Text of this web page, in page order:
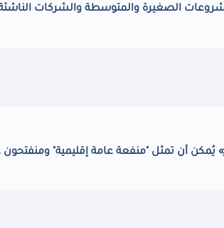
الصغيرة والمتوسطة والشركات
يُمكن أن تمثل "منفعة عامة إقليمية" ومنفتحون